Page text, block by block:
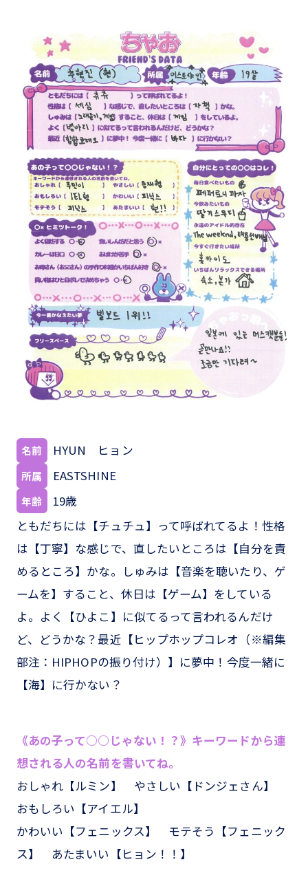
名前 HYUN ヒョン
所属 EASTSHINE
年齢
19歳
ともだちには【チュチュ】って呼ばれてるよ！性格
は【丁寧】な感じで、直したいところは【自分を責
めるところ】かな。しゅみは【音楽を聴いたり、ゲ
ームを】すること、休日は【ゲーム】をしている
よ。よく【ひよこ】に似てるって言われるんだけ
ど、どうかな？最近【ヒップホップコレオ（※編集
部注：HIPHOPの振り付け）】に夢中！今度一緒に
【海】に行かない？
《あの子って○○じゃない！？》キーワードから連
想される人の名前を書いてね。
おしゃれ【ルミン】 やさしい【ドンジェさん】
おもしろい【アイエル】
かわいい【フェニックス】 モテそう【フェニック
ス】 あたまいい【ヒョン！！】